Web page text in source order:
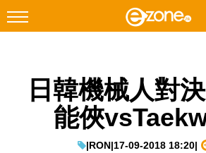
Facebook Instagram
日韓機械人對
能俠
|RON|17-09-2018 18:20|